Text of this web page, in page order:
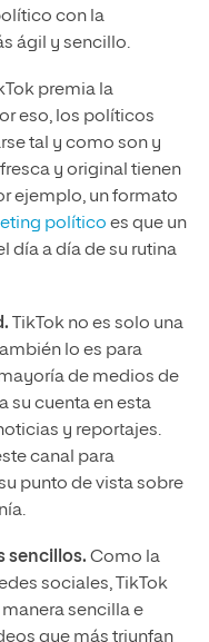
con la
ágil y sencillo.
premia la
eso, los políticos
tal y como son y
y original tienen
ejemplo, un formato
político es que un
día a día de su rutina
TikTok no es solo una
lo es para
de medios de
su cuenta en esta
y reportajes.
canal para
punto de vista sobre
sencillos. Como la
sociales, TikTok
sencilla e
que más triunfan